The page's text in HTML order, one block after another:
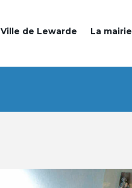
Ville de Lewarde La mairie